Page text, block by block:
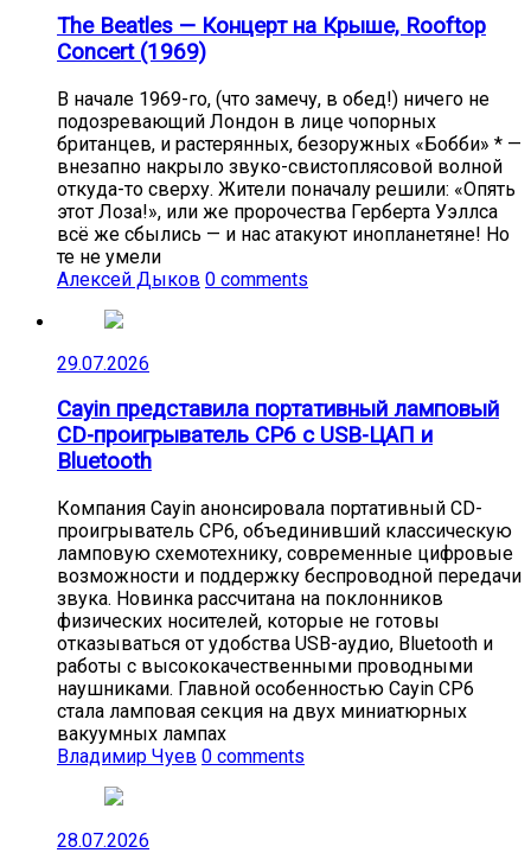
The Beatles — Концерт на Крыше, Rooftop
Concert (1969)
В начале 1969-го, (что замечу, в обед!) ничего не
подозревающий Лондон в лице чопорных
британцев, и растерянных, безоружных «Бобби» * —
внезапно накрыло звуко-свистоплясовой волной
откуда-то сверху. Жители поначалу решили: «Опять
этот Лоза!», или же пророчества Герберта Уэллса
всё же сбылись — и нас атакуют инопланетяне! Но
те не умели
Алексей Дыков 0 comments
29.07.2026
Cayin представила портативный ламповый
CD-проигрыватель CP6 с USB-ЦАП и
Bluetooth
Компания Cayin анонсировала портативный CD-
проигрыватель CP6, объединивший классическую
ламповую схемотехнику, современные цифровые
возможности и поддержку беспроводной передачи
звука. Новинка рассчитана на поклонников
физических носителей, которые не готовы
отказываться от удобства USB-аудио, Bluetooth и
работы с высококачественными проводными
наушниками. Главной особенностью Cayin CP6
стала ламповая секция на двух миниатюрных
вакуумных лампах
Владимир Чуев 0 comments
28.07.2026